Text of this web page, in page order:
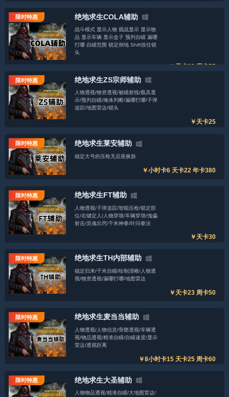
限时特惠 绝地求生COLA辅助
战斗模式 显示人物 观战显示 显示物
品 显示车辆 显示盒子 预判自瞄 漏哪
打哪 自瞄范围 锁定倒地 Shift按住锁
头
￥天卡23 周卡55
限时特惠 绝地求生ZS宗师辅助
人物透视/物资透视/被瞄射线/载具显
示/预判自瞄/掩体判断/漏哪打哪/子弹
追踪/地图雷达/锁头
￥天卡25
限时特惠 绝地求生莱安辅助
稳定大号的压枪无后座换肤
￥小时卡6 天卡22 年卡380
限时特惠 绝地求生FT辅助
人物透视/子弹追踪/智能压枪/锁定部
位/右键定人/人物穿墙/车辆穿墙/傀儡
射击/灵魂出窍/千米神拳/叶问拳法
￥天卡30
限时特惠 绝地求生TH内部辅助
稳定归来/千米自瞄/绘制清晰/人物透
视/物资透视/漏哪打哪/地图雷达
￥天卡23 周卡50
限时特惠 绝地求生麦当当辅助
人物透视/人物信息/骨骼透视/车辆透
视/物品透视/精准自瞄/自瞄速度/显示
雷达/透视距离
￥8小时卡15 天卡25 周卡60
限时特惠 绝地求生大圣辅助
人物物品透视/精准自瞄/大地图雷达/